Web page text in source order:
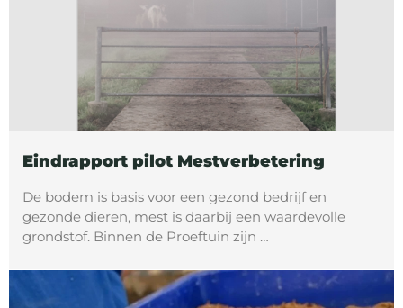
Eindrapport pilot Mestverbetering
De bodem is basis voor een gezond bedrijf en
gezonde dieren, mest is daarbij een waardevolle
grondstof. Binnen de Proeftuin zijn …